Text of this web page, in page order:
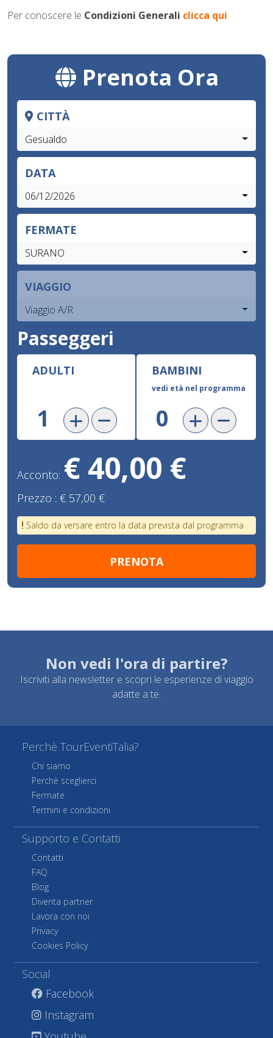
Per conoscere le Condizioni Generali clicca qui
Prenota Ora
CITTÀ
Gesualdo
DATA
06/12/2026
FERMATE
SURANO
VIAGGIO
Viaggio A/R
Passeggeri
ADULTI BAMBINI
vedi età nel programma
Acconto: € 40,00 €
Prezzo : € 57,00 €
Saldo da versare entro la data prevista dal programma
Non vedi l'ora di partire?
Iscriviti alla newsletter e scopri le esperienze di viaggio
adatte a te.
Perchè TourEventiTalia?
Chi siamo
Perchè sceglierci
Fermate
Termini e condizioni
Supporto e Contatti
Contatti
FAQ
Blog
Diventa partner
Lavora con noi
Privacy
Cookies Policy
Social
Facebook
Instagram